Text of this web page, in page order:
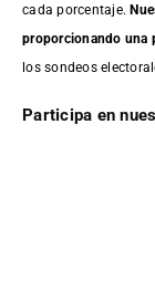
cada porcentaje.
proporcionando una
los sondeos
Participa en